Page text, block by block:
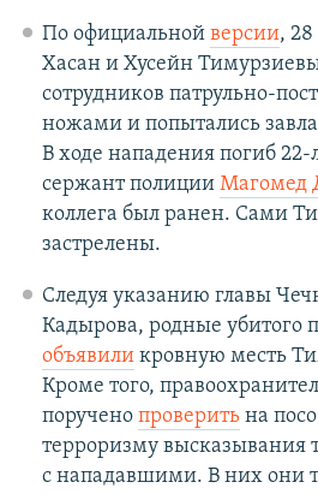
По официальной версии, 28
Хасан и Хусейн
сотрудников патрульно-
ножами и попытались
В ходе нападения погиб
сержант полиции Магомед
коллега был ранен. Сами
застрелены.
Следуя указанию главы
Кадырова, родные убитого
объявиликровную месть
Кроме того,
поручено проверитьна
терроризму высказывания
с нападавшими. В них они